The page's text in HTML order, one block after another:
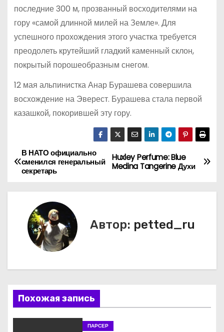
последние 300 м, прозванный восходителями на
гору «самой длинной милей на Земле». Для
успешного прохождения этого участка требуется
преодолеть крутейший гладкий каменный склон,
покрытый порошеобразным снегом.
12 мая альпинистка Анар Бурашева совершила
восхождение на Эверест. Бурашева стала первой
казашкой, покорившей эту гору.
Н
а
ц
и
Huxley Perfume: Blue
Medina Tangerine Духи
В НАТО официально
сменился генеральный
секретарь
Автор: petted_ru
Похожая запись
ПАРСЕР